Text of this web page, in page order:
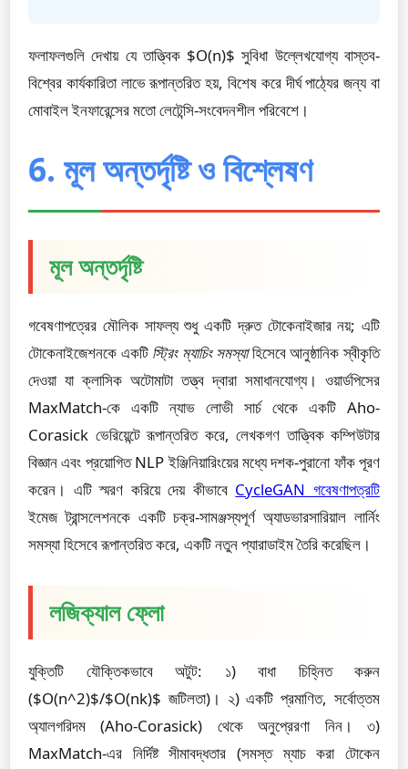
ফলাফলগুলি দেখায় যে তাত্ত্বিক $O(n)$ সুবিধা উল্লেখযোগ্য বাস্তব-
বিশ্বের কার্যকারিতা লাভে রূপান্তরিত হয়, বিশেষ করে দীর্ঘ পাঠ্যের জন্য বা
মোবাইল ইনফারেন্সের মতো লেটেন্সি-সংবেদনশীল পরিবেশে।
6. মূল অন্তর্দৃষ্টি ও বিশ্লেষণ
মূল অন্তর্দৃষ্টি
গবেষণাপত্রের মৌলিক সাফল্য শুধু একটি দ্রুত টোকেনাইজার নয়; এটি
টোকেনাইজেশনকে একটি স্ট্রিং ম্যাচিং সমস্যাহিসেবে আনুষ্ঠানিক স্বীকৃতি
দেওয়া যা ক্লাসিক অটোমাটা তত্ত্ব দ্বারা সমাধানযোগ্য। ওয়ার্ডপিসের
MaxMatch-কে একটি ন্যাভ লোভী সার্চ থেকে একটি Aho-
Corasick ভেরিয়েন্টে রূপান্তরিত করে, লেখকগণ তাত্ত্বিক কম্পিউটার
বিজ্ঞান এবং প্রয়োগিত NLP ইঞ্জিনিয়ারিংয়ের মধ্যে দশক-পুরানো ফাঁক পূরণ
করেন। এটি স্মরণ করিয়ে দেয় কীভাবে CycleGAN গবেষণাপত্রটি
ইমেজ ট্রান্সলেশনকে একটি চক্র-সামঞ্জস্যপূর্ণ অ্যাডভারসারিয়াল লার্নিং
সমস্যা হিসেবে রূপান্তরিত করে, একটি নতুন প্যারাডাইম তৈরি করেছিল।
লজিক্যাল ফ্লো
যুক্তিটি যৌক্তিকভাবে অটুট: ১) বাধা চিহ্নিত করুন
($O(n^2)$/$O(nk)$ জটিলতা)। ২) একটি প্রমাণিত, সর্বোত্তম
অ্যালগরিদম (Aho-Corasick) থেকে অনুপ্রেরণা নিন। ৩)
MaxMatch-এর নির্দিষ্ট সীমাবদ্ধতার (সমস্ত ম্যাচ করা টোকেন